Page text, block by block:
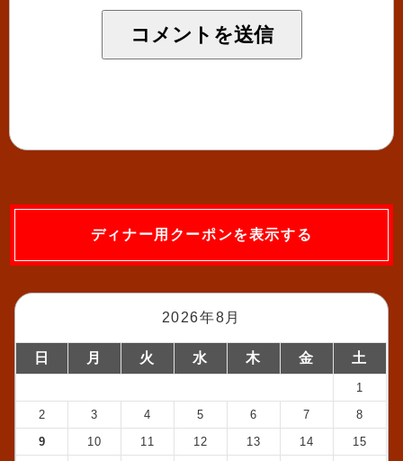
ディナー用クーポンを表示する
2026年8月
日 月 火 水 木 金 土
1
2
3 4 5 6 7
8
9
10 11 12 13 14
15